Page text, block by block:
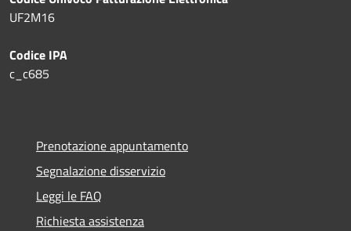
UF2M16
Codice IPA
c_c685
Prenotazione appuntamento
Segnalazione disservizio
Leggi le FAQ
Richiesta assistenza